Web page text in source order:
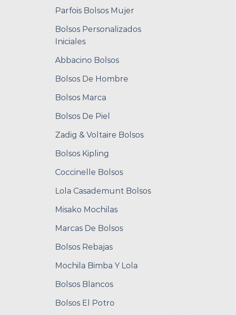
Parfois Bolsos Mujer
Bolsos Personalizados
Iniciales
Abbacino Bolsos
Bolsos De Hombre
Bolsos Marca
Bolsos De Piel
Zadig & Voltaire Bolsos
Bolsos Kipling
Coccinelle Bolsos
Lola Casademunt Bolsos
Misako Mochilas
Marcas De Bolsos
Bolsos Rebajas
Mochila Bimba Y Lola
Bolsos Blancos
Bolsos El Potro